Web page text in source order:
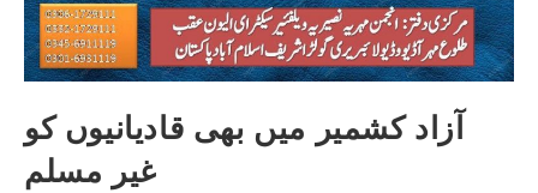
آزاد کشمیر میں بھی قادیانیوں کو
غیر مسلم